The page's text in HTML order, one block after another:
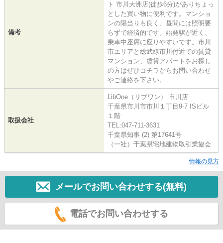
備考
ト 市川大洲店(徒歩6分)がありちょっ
とした買い物に便利です。マンショ
ンの陽当りも良く、昼間には照明要
らずで経済的です。始発駅が近く、
乗車中座席に座りやすいです。市川
市エリアと総武線市川付近での賃貸
マンション、賃貸アパートをお探し
の方はぜひコチラからお問い合わせ
やご連絡を下さい。
取扱会社
LibOne（リブワン） 市川店
千葉県市川市市川１丁目9-7 ISビル
１階
TEL:047-711-3631
千葉県知事 (2) 第17641号
（一社）千葉県宅地建物取引業協会
情報の見方
メールでお問い合わせする(無料)
電話でお問い合わせする